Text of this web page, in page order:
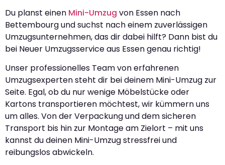
Du planst einen Mini-Umzug von Essen nach
Bettembourg und suchst nach einem zuverlässigen
Umzugsunternehmen, das dir dabei hilft? Dann bist du
bei Neuer Umzugsservice aus Essen genau richtig!
Unser professionelles Team von erfahrenen
Umzugsexperten steht dir bei deinem Mini-Umzug zur
Seite. Egal, ob du nur wenige Möbelstücke oder
Kartons transportieren möchtest, wir kümmern uns
um alles. Von der Verpackung und dem sicheren
Transport bis hin zur Montage am Zielort – mit uns
kannst du deinen Mini-Umzug stressfrei und
reibungslos abwickeln.